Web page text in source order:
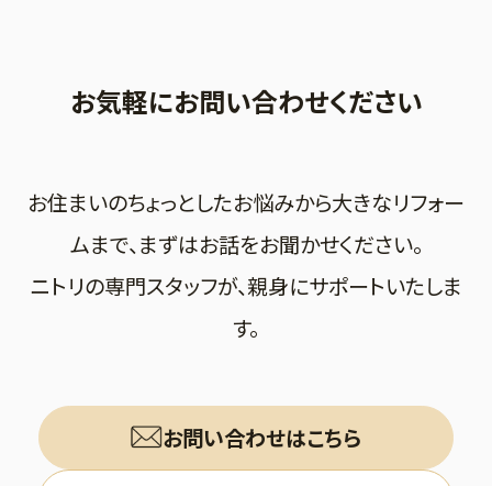
お気軽にお問い合わせください
お住まいのちょっとしたお悩みから大きなリフォー
ムまで、まずはお話をお聞かせください。
ニトリの専門スタッフが、親身にサポートいたしま
す。
お問い合わせはこちら